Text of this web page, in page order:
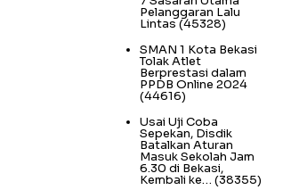
Pelanggaran Lalu
Lintas(45328)
SMAN 1 Kota Bekasi
Tolak Atlet
Berprestasi dalam
PPDB Online 2024
(44616)
Usai Uji Coba
Sepekan, Disdik
Batalkan Aturan
Masuk Sekolah Jam
6.30 di Bekasi,
Kembali ke… (38355)